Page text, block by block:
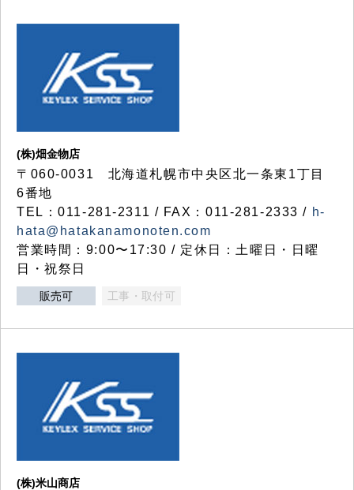
(株)畑金物店
〒060-0031 北海道札幌市中央区北一条東1丁目
6番地
TEL：011-281-2311 / FAX：011-281-2333 / h-
hata@hatakanamonoten.com
営業時間：9:00〜17:30 / 定休日：土曜日・日曜
日・祝祭日
販売可 工事・取付可
(株)米山商店